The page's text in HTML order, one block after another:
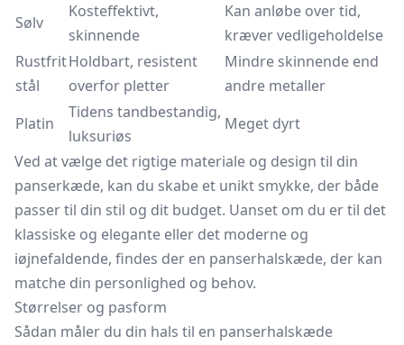
Sølv
Kosteffektivt,
skinnende
Kan anløbe over tid,
kræver vedligeholdelse
Rustfrit
stål
Holdbart, resistent
overfor pletter
Mindre skinnende end
andre metaller
Platin
Tidens tandbestandig,
luksuriøs
Meget dyrt
Ved at vælge det rigtige materiale og design til din
panserkæde, kan du skabe et unikt smykke, der både
passer til din stil og dit budget. Uanset om du er til det
klassiske og elegante eller det moderne og
iøjnefaldende, findes der en panserhalskæde, der kan
matche din personlighed og behov.
Størrelser og pasform
Sådan måler du din hals til en panserhalskæde